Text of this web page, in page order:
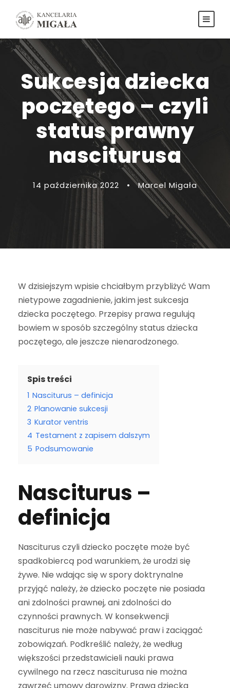
Sukcesja dziecka
poczętego – czyli
status prawny
nasciturusa
14 października 2022 • Marcel Migała
W dzisiejszym wpisie chciałbym przybliżyć Wam
nietypowe zagadnienie, jakim jest sukcesja
dziecka poczętego. Przepisy prawa regulują
bowiem w sposób szczególny status dziecka
poczętego, ale jeszcze nienarodzonego.
Spis treści
1 Nasciturus – definicja
2 Planowanie sukcesji
3 Kurator ventris
4 Testament z zapisem dalszym
5 Podsumowanie
Nasciturus –
definicja
Nasciturus czyli dziecko poczęte może być
spadkobiercą pod warunkiem, że urodzi się
żywe. Nie wdając się w spory doktrynalne
przyjąć należy, że dziecko poczęte nie posiada
ani zdolności prawnej, ani zdolności do
czynności prawnych. W konsekwencji
nasciturus nie może nabywać praw i zaciągać
zobowiązań. Podkreślić należy, że według
większości przedstawicieli nauki prawa
cywilnego na rzecz nasciturusa nie można